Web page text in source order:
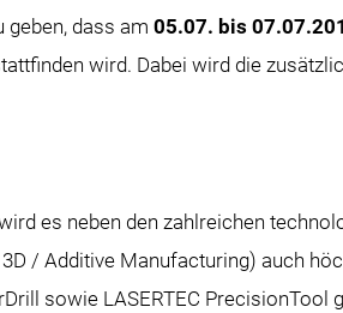
geben, dass am05.07. bis
wird. Dabei wird die
es neben den zahlreichen
/ Additive Manufacturing) auch
sowie LASERTEC